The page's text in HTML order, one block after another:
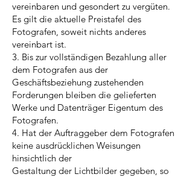
vereinbaren und gesondert zu vergüten.
Es gilt die aktuelle Preistafel des
Fotografen, soweit nichts anderes
vereinbart ist.
3. Bis zur vollständigen Bezahlung aller
dem Fotografen aus der
Geschäftsbeziehung zustehenden
Forderungen bleiben die gelieferten
Werke und Datenträger Eigentum des
Fotografen.
4. Hat der Auftraggeber dem Fotografen
keine ausdrücklichen Weisungen
hinsichtlich der
Gestaltung der Lichtbilder gegeben, so